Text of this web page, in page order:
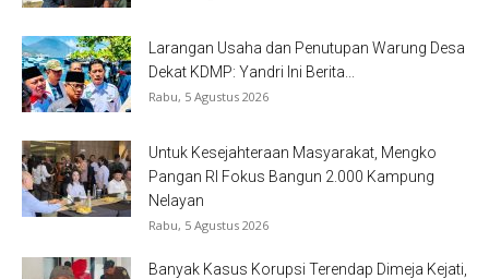
Larangan Usaha dan Penutupan Warung Desa
Dekat KDMP: Yandri Ini Berita...
Rabu, 5 Agustus 2026
Untuk Kesejahteraan Masyarakat, Mengko
Pangan RI Fokus Bangun 2.000 Kampung
Nelayan
Rabu, 5 Agustus 2026
Banyak Kasus Korupsi Terendap Dimeja Kejati,